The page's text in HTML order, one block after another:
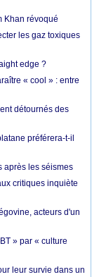
Khan révoqué
les gaz toxiques
edge ?
« cool » : entre
détournés des
préférera-t-il
après les séismes
critiques inquiète
acteurs d'un
» par « culture
leur survie dans un